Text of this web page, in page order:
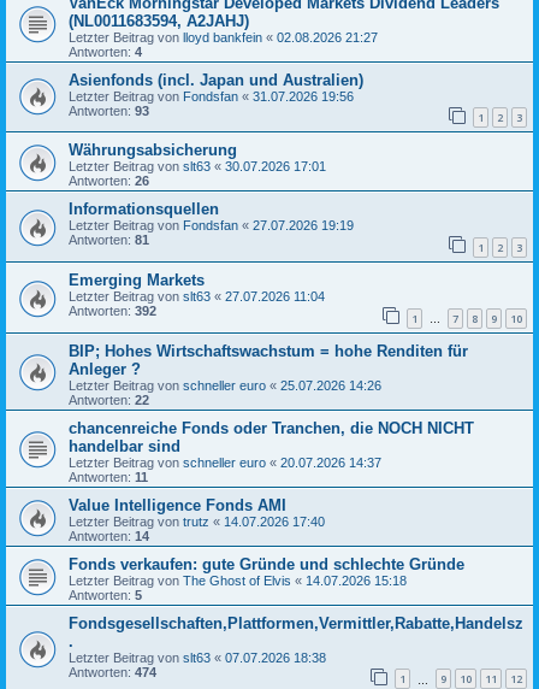
(NL0011683594, A2JAHJ)
Letzter Beitrag von lloyd bankfein « 02.08.2026 21:27
Antworten: 4
Asienfonds (incl. Japan und Australien)
Letzter Beitrag von Fondsfan « 31.07.2026 19:56
Antworten: 93 1 2 3
Währungsabsicherung
Letzter Beitrag von slt63 « 30.07.2026 17:01
Antworten: 26
Informationsquellen
Letzter Beitrag von Fondsfan « 27.07.2026 19:19
Antworten: 81 1 2 3
Emerging Markets
Letzter Beitrag von slt63 « 27.07.2026 11:04
Antworten: 392 1 … 7 8 9 10
BIP; Hohes Wirtschaftswachstum = hohe Renditen für
Anleger ?
Letzter Beitrag von schneller euro « 25.07.2026 14:26
Antworten: 22
chancenreiche Fonds oder Tranchen, die NOCH NICHT
handelbar sind
Letzter Beitrag von schneller euro « 20.07.2026 14:37
Antworten: 11
Value Intelligence Fonds AMI
Letzter Beitrag von trutz « 14.07.2026 17:40
Antworten: 14
Fonds verkaufen: gute Gründe und schlechte Gründe
Letzter Beitrag von The Ghost of Elvis « 14.07.2026 15:18
Antworten: 5
Fondsgesellschaften,Plattformen,Vermittler,Rabatte,Handelsz
.
Letzter Beitrag von slt63 « 07.07.2026 18:38
Antworten: 474 1 9 10 11 12